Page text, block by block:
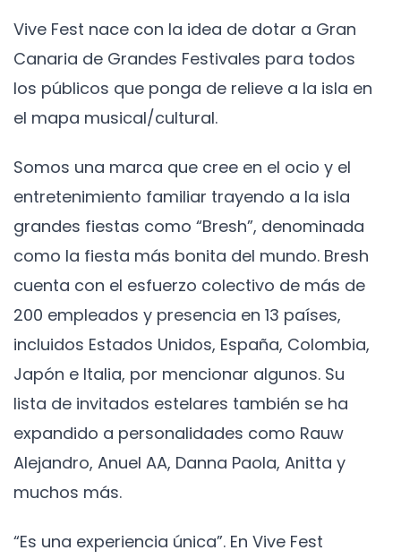
Vive Fest nace con la idea de dotar a Gran
Canaria de Grandes Festivales para todos
los públicos que ponga de relieve a la isla en
el mapa musical/cultural.
Somos una marca que cree en el ocio y el
entretenimiento familiar trayendo a la isla
grandes fiestas como “Bresh”, denominada
como la fiesta más bonita del mundo. Bresh
cuenta con el esfuerzo colectivo de más de
200 empleados y presencia en 13 países,
incluidos Estados Unidos, España, Colombia,
Japón e Italia, por mencionar algunos. Su
lista de invitados estelares también se ha
expandido a personalidades como Rauw
Alejandro, Anuel AA, Danna Paola, Anitta y
muchos más.
“Es una experiencia única”. En Vive Fest